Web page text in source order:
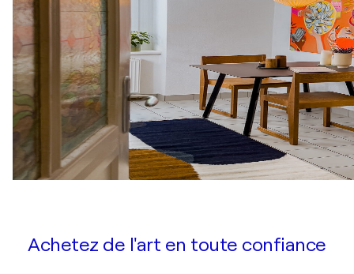
Achetez de l'art en toute confiance